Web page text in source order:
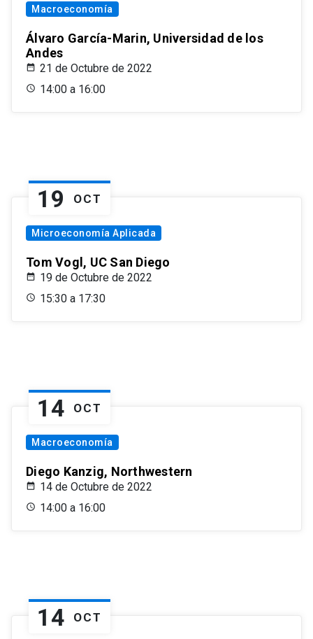
Macroeconomía
Álvaro García-Marin, Universidad de los
Andes
21 de Octubre de 2022
14:00 a 16:00
19 OCT
Microeconomía Aplicada
Tom Vogl, UC San Diego
19 de Octubre de 2022
15:30 a 17:30
14 OCT
Macroeconomía
Diego Kanzig, Northwestern
14 de Octubre de 2022
14:00 a 16:00
14 OCT